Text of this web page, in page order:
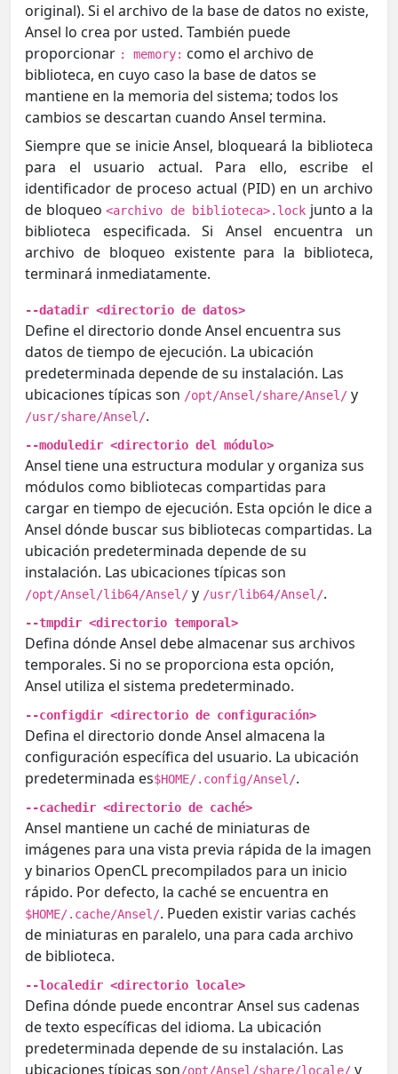
original). Si el archivo de la base de datos no existe,
Ansel lo crea por usted. También puede
proporcionar : memory: como el archivo de
biblioteca, en cuyo caso la base de datos se
mantiene en la memoria del sistema; todos los
cambios se descartan cuando Ansel termina.
Siempre que se inicie Ansel, bloqueará la biblioteca
para el usuario actual. Para ello, escribe el
identificador de proceso actual (PID) en un archivo
de bloqueo<archivo de biblioteca>.lock junto a la
biblioteca especificada. Si Ansel encuentra un
archivo de bloqueo existente para la biblioteca,
terminará inmediatamente.
--datadir <directorio de datos>
Define el directorio donde Ansel encuentra sus
datos de tiempo de ejecución. La ubicación
predeterminada depende de su instalación. Las
ubicaciones típicas son /opt/Ansel/share/Ansel/ y
/usr/share/Ansel/.
--moduledir <directorio del módulo>
Ansel tiene una estructura modular y organiza sus
módulos como bibliotecas compartidas para
cargar en tiempo de ejecución. Esta opción le dice a
Ansel dónde buscar sus bibliotecas compartidas. La
ubicación predeterminada depende de su
instalación. Las ubicaciones típicas son
/opt/Ansel/lib64/Ansel/ y /usr/lib64/Ansel/.
--tmpdir <directorio temporal>
Defina dónde Ansel debe almacenar sus archivos
temporales. Si no se proporciona esta opción,
Ansel utiliza el sistema predeterminado.
--configdir <directorio de configuración>
Defina el directorio donde Ansel almacena la
configuración específica del usuario. La ubicación
predeterminada es$HOME/.config/Ansel/.
--cachedir <directorio de caché>
Ansel mantiene un caché de miniaturas de
imágenes para una vista previa rápida de la imagen
y binarios OpenCL precompilados para un inicio
rápido. Por defecto, la caché se encuentra en
$HOME/.cache/Ansel/. Pueden existir varias cachés
de miniaturas en paralelo, una para cada archivo
de biblioteca.
--localedir <directorio locale>
Defina dónde puede encontrar Ansel sus cadenas
de texto específicas del idioma. La ubicación
predeterminada depende de su instalación. Las
ubicaciones típicas son/opt/Ansel/share/locale/ y